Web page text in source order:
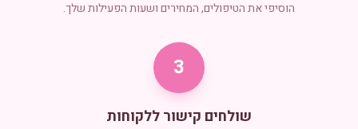
הוסיפי את הטיפולים, המחירים ושעות הפעילות שלך.
3
שולחים קישור ללקוחות